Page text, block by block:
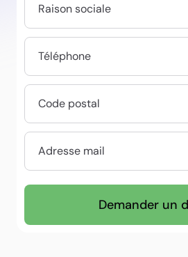
Raison sociale
Téléphone
Code postal
Adresse mail
Demander un